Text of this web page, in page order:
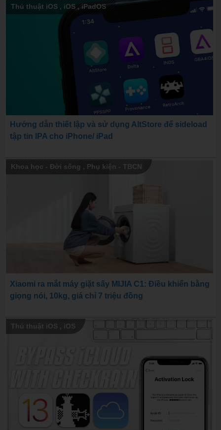
Thủ thuật iOS , iOS ,iPadOS
Hướng dẫn thiết lập và sử dụng AltStore để sideload
tập tin IPA cho iPhone/ iPad
Khoa học - Đời sống , Phụ kiện - TBCN
Xiaomi ra mắt máy giặt sấy MIJIA C1: Điều khiển bằng
giọng nói, 10kg, giá chỉ 7 triệu đồng
Thủ thuật iOS , iOS